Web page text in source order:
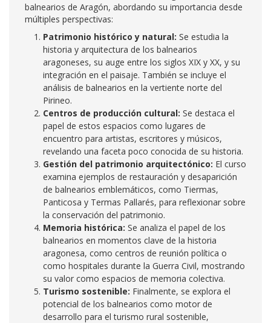
balnearios de Aragón, abordando su importancia desde
múltiples perspectivas:
Patrimonio histórico y natural: Se estudia la
historia y arquitectura de los balnearios
aragoneses, su auge entre los siglos XIX y XX, y su
integración en el paisaje. También se incluye el
análisis de balnearios en la vertiente norte del
Pirineo.
Centros de producción cultural: Se destaca el
papel de estos espacios como lugares de
encuentro para artistas, escritores y músicos,
revelando una faceta poco conocida de su historia.
Gestión del patrimonio arquitectónico: El curso
examina ejemplos de restauración y desaparición
de balnearios emblemáticos, como Tiermas,
Panticosa y Termas Pallarés, para reflexionar sobre
la conservación del patrimonio.
Memoria histórica: Se analiza el papel de los
balnearios en momentos clave de la historia
aragonesa, como centros de reunión política o
como hospitales durante la Guerra Civil, mostrando
su valor como espacios de memoria colectiva.
Turismo sostenible: Finalmente, se explora el
potencial de los balnearios como motor de
desarrollo para el turismo rural sostenible,